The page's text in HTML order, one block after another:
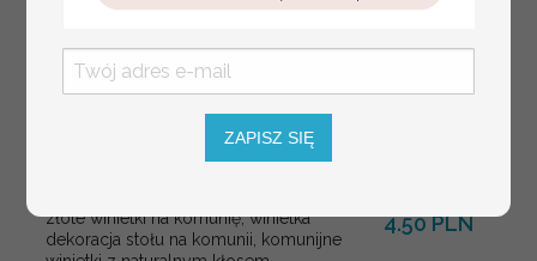
złote winietki na komunię, winietka
dekoracja stołu na komunii, komunijne
4.50 PLN
ZAPISZ SIĘ